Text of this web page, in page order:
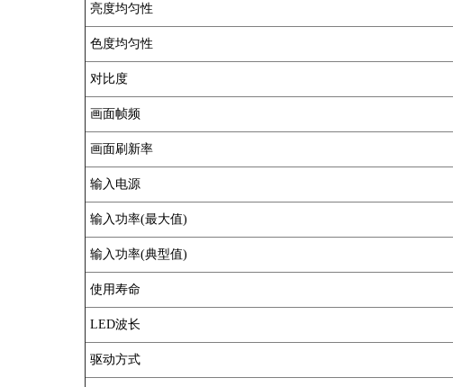
亮度均匀性
色度均匀性
对比度
画面帧频
画面刷新率
输入电源
输入功率(最大值)
输入功率(典型值)
使用寿命
LED波长
驱动方式